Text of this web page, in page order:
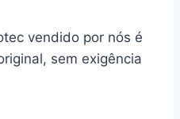
vendido por nós é
sem exigência